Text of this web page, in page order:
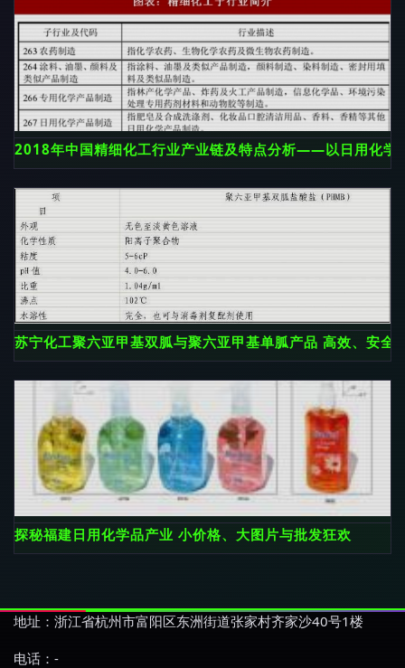
2018年中国精细化工行业产业链及特点分析——以日用化学
苏宁化工聚六亚甲基双胍与聚六亚甲基单胍产品 高效、安全
探秘福建日用化学品产业 小价格、大图片与批发狂欢
地址：浙江省杭州市富阳区东洲街道张家村齐家沙40号1楼
电话：-